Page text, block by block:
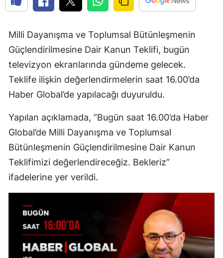
Milli Dayanışma ve Toplumsal Bütünleşmenin
Güçlendirilmesine Dair Kanun Teklifi, bugün
televizyon ekranlarında gündeme gelecek.
Teklife ilişkin değerlendirmelerin saat 16.00’da
Haber Global’de yapılacağı duyuruldu.
Yapılan açıklamada, “Bugün saat 16.00’da Haber
Global’de Milli Dayanışma ve Toplumsal
Bütünleşmenin Güçlendirilmesine Dair Kanun
Teklifimizi değerlendireceğiz. Bekleriz”
ifadelerine yer verildi.